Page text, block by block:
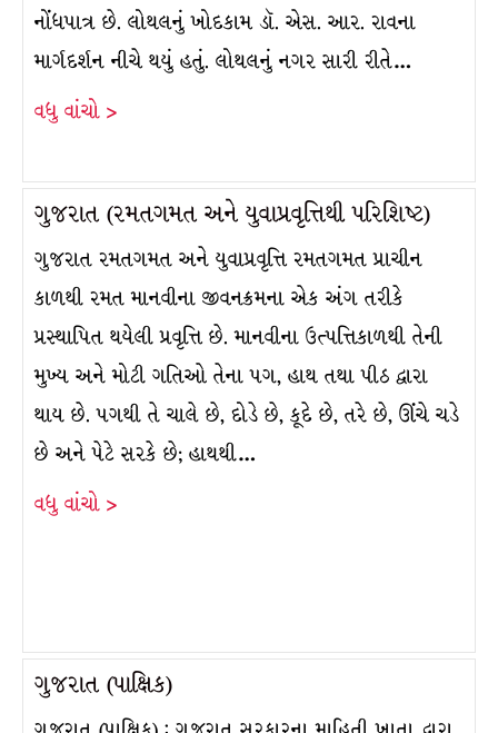
નોંધપાત્ર છે. લોથલનું ખોદકામ ડૉ. એસ. આર. રાવના
માર્ગદર્શન નીચે થયું હતું. લોથલનું નગર સારી રીતે…
વધુ વાંચો >
ગુજરાત (રમતગમત અને યુવાપ્રવૃત્તિથી પરિશિષ્ટ)
ગુજરાત રમતગમત અને યુવાપ્રવૃત્તિ રમતગમત પ્રાચીન
કાળથી રમત માનવીના જીવનક્રમના એક અંગ તરીકે
પ્રસ્થાપિત થયેલી પ્રવૃત્તિ છે. માનવીના ઉત્પત્તિકાળથી તેની
મુખ્ય અને મોટી ગતિઓ તેના પગ, હાથ તથા પીઠ દ્વારા
થાય છે. પગથી તે ચાલે છે, દોડે છે, કૂદે છે, તરે છે, ઊંચે ચડે
છે અને પેટે સરકે છે; હાથથી…
વધુ વાંચો >
ગુજરાત (પાક્ષિક)